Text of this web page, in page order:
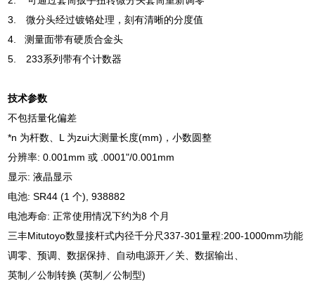
3. 微分头经过镀铬处理，刻有清晰的分度值
4. 测量面带有硬质合金头
5. 233系列带有个计数器
技术参数
不包括量化偏差
*n 为杆数、L 为zui大测量长度(mm)，小数圆整
分辨率: 0.001mm 或 .0001"/0.001mm
显示: 液晶显示
电池: SR44 (1 个), 938882
电池寿命: 正常使用情况下约为8 个月
三丰Mitutoyo数显接杆式内径千分尺337-301量程:200-1000mm功能
调零、预调、数据保持、自动电源开／关、数据输出、
英制／公制转换 (英制／公制型)